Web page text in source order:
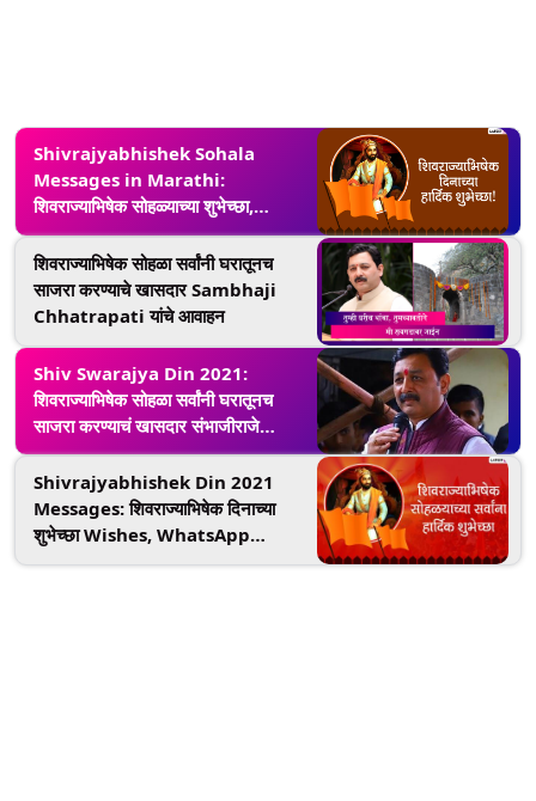
Shivrajyabhishek Sohala
Messages in Marathi:
शिवराज्याभिषेक सोहळ्याच्या शुभेच्छा,
Wishes, Quotes द्वारे देऊन
शिवछत्रपतींना करा त्रिवार मुजरा
शिवराज्याभिषेक सोहळा सर्वांनी घरातूनच
साजरा करण्याचे खासदार Sambhaji
Chhatrapati यांचे आवाहन
Shiv Swarajya Din 2021:
शिवराज्याभिषेक सोहळा सर्वांनी घरातूनच
साजरा करण्याचं खासदार संभाजीराजे
छत्रपती यांचं आवाहन
Shivrajyabhishek Din 2021
Messages: शिवराज्याभिषेक दिनाच्या
शुभेच्छा Wishes, WhatsApp